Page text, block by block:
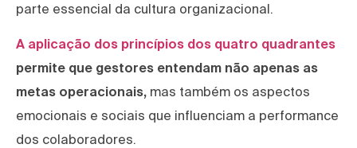
parte essencial da cultura organizacional.
A aplicação dos princípios dos quatro quadrantes
permite que gestores entendam não apenas as
metas operacionais, mas também os aspectos
emocionais e sociais que influenciam a performance
dos colaboradores.